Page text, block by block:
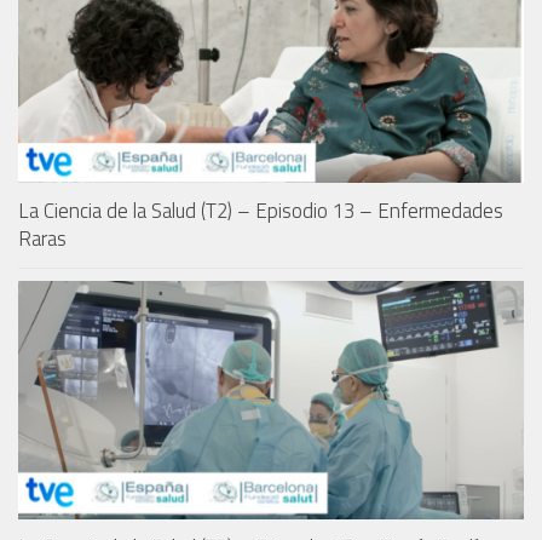
La Ciencia de la Salud (T2) – Episodio 13 – Enfermedades
Raras